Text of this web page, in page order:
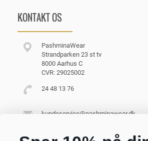
KONTAKT OS
PashminaWear
Strandparken 23 st tv
8000 Aarhus C
CVR: 29025002
24 48 13 76
kundeservice@pashminawear.dk